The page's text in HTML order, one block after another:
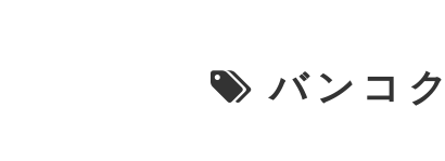
バンコク